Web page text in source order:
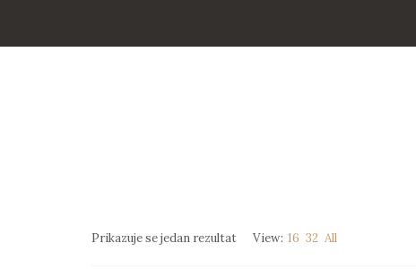
Prikazuje se jedan rezultat View: 16 32 All